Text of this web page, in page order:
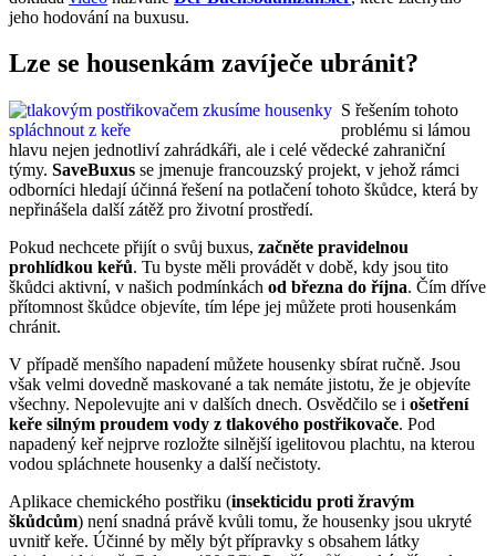
jeho hodování na buxusu.
Lze se housenkám zavíječe ubránit?
S řešením tohoto
problému si lámou
hlavu nejen jednotliví zahrádkáři, ale i celé vědecké zahraniční
týmy. SaveBuxus se jmenuje francouzský projekt, v jehož rámci
odborníci hledají účinná řešení na potlačení tohoto škůdce, která by
nepřinášela další zátěž pro životní prostředí.
Pokud nechcete přijít o svůj buxus, začněte pravidelnou
prohlídkou keřů. Tu byste měli provádět v době, kdy jsou tito
škůdci aktivní, v našich podmínkách od března do října. Čím dříve
přítomnost škůdce objevíte, tím lépe jej můžete proti housenkám
chránit.
V případě menšího napadení můžete housenky sbírat ručně. Jsou
však velmi dovedně maskované a tak nemáte jistotu, že je objevíte
všechny. Nepolevujte ani v dalších dnech. Osvědčilo se i ošetření
keře silným proudem vody z tlakového postřikovače. Pod
napadený keř nejprve rozložte silnější igelitovou plachtu, na kterou
vodou spláchnete housenky a další nečistoty.
Aplikace chemického postřiku (insekticidu proti žravým
škůdcům) není snadná právě kvůli tomu, že housenky jsou ukryté
uvnitř keře. Účinné by měly být přípravky s obsahem látky